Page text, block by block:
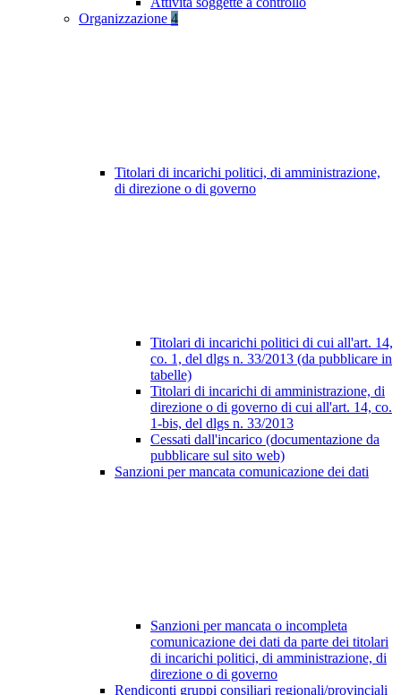
Organizzazione 4
Titolari di incarichi politici, di amministrazione,
di direzione o di governo
Titolari di incarichi politici di cui all'art. 14,
co. 1, del dlgs n. 33/2013 (da pubblicare in
tabelle)
Titolari di incarichi di amministrazione, di
direzione o di governo di cui all'art. 14, co.
1-bis, del dlgs n. 33/2013
Cessati dall'incarico (documentazione da
pubblicare sul sito web)
Sanzioni per mancata comunicazione dei dati
Sanzioni per mancata o incompleta
comunicazione dei dati da parte dei titolari
di incarichi politici, di amministrazione, di
direzione o di governo
Rendiconti gruppi consiliari regionali/provinciali